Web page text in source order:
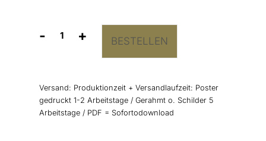
-
Willkommensschild
+ BESTELLEN
Versand: Produktionzeit + Versandlaufzeit: Poster
gedruckt 1-2 Arbeitstage / Gerahmt o. Schilder 5
Arbeitstage / PDF = Sofortodownload